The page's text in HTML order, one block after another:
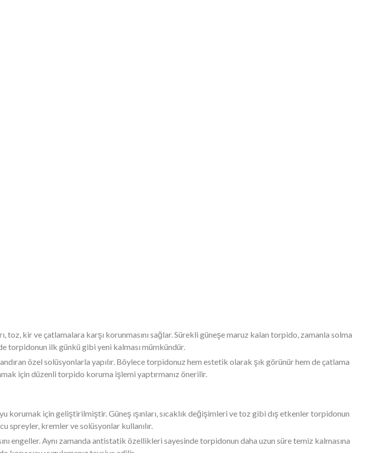
toz, kir ve çatlamalara karşı korunmasını sağlar. Sürekli güneşe maruz kalan torpido, zamanla solma
torpidonun ilk günkü gibi yeni kalması mümkündür.
özel solüsyonlarla yapılır. Böylece torpidonuz hem estetik olarak şık görünür hem de çatlama
için düzenli torpido koruma işlemi yaptırmanız önerilir.
korumak için geliştirilmiştir. Güneş ışınları, sıcaklık değişimleri ve toz gibi dış etkenler torpidonun
spreyler, kremler ve solüsyonlar kullanılır.
engeller. Aynı zamanda antistatik özellikleri sayesinde torpidonun daha uzun süre temiz kalmasına